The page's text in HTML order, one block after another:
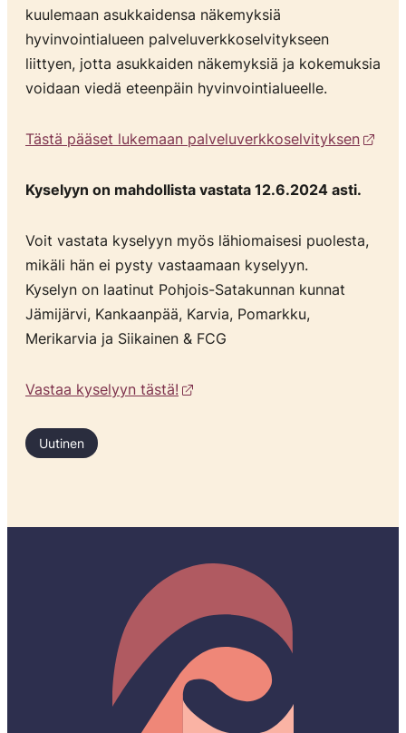
kuulemaan asukkaidensa näkemyksiä
hyvinvointialueen palveluverkkoselvitykseen
liittyen, jotta asukkaiden näkemyksiä ja kokemuksia
voidaan viedä eteenpäin hyvinvointialueelle.
Tästä pääset lukemaan palveluverkkoselvityksen
Kyselyyn on mahdollista vastata 12.6.2024 asti.
Voit vastata kyselyyn myös lähiomaisesi puolesta,
mikäli hän ei pysty vastaamaan kyselyyn.
Kyselyn on laatinut Pohjois-Satakunnan kunnat
Jämijärvi, Kankaanpää, Karvia, Pomarkku,
Merikarvia ja Siikainen & FCG
Vastaa kyselyyn tästä!
Uutinen